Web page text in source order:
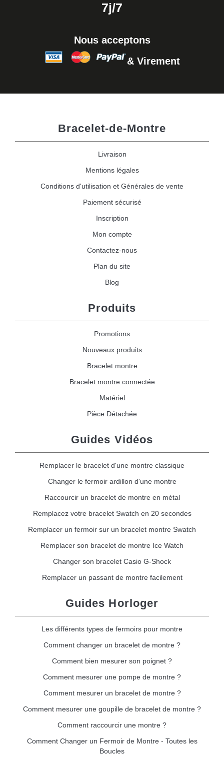
7j/7
Nous acceptons
& Virement
Bracelet-de-Montre
Livraison
Mentions légales
Conditions d'utilisation et Générales de vente
Paiement sécurisé
Inscription
Mon compte
Contactez-nous
Plan du site
Blog
Produits
Promotions
Nouveaux produits
Bracelet montre
Bracelet montre connectée
Matériel
Pièce Détachée
Guides Vidéos
Remplacer le bracelet d'une montre classique
Changer le fermoir ardillon d'une montre
Raccourcir un bracelet de montre en métal
Remplacez votre bracelet Swatch en 20 secondes
Remplacer un fermoir sur un bracelet montre Swatch
Remplacer son bracelet de montre Ice Watch
Changer son bracelet Casio G-Shock
Remplacer un passant de montre facilement
Guides Horloger
Les différents types de fermoirs pour montre
Comment changer un bracelet de montre ?
Comment bien mesurer son poignet ?
Comment mesurer une pompe de montre ?
Comment mesurer un bracelet de montre ?
Comment mesurer une goupille de bracelet de montre ?
Comment raccourcir une montre ?
Comment Changer un Fermoir de Montre - Toutes les
Boucles